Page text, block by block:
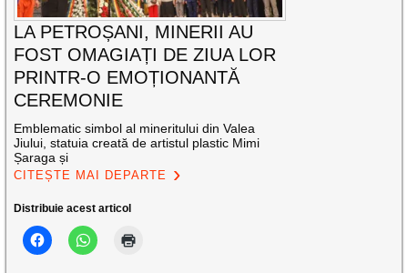
LA PETROȘANI, MINERII AU
FOST OMAGIAȚI DE ZIUA LOR
PRINTR-O EMOȚIONANTĂ
CEREMONIE
Emblematic simbol al mineritului din Valea
Jiului, statuia creată de artistul plastic Mimi
Șaraga și
CITEȘTE MAI DEPARTE
Distribuie acest articol